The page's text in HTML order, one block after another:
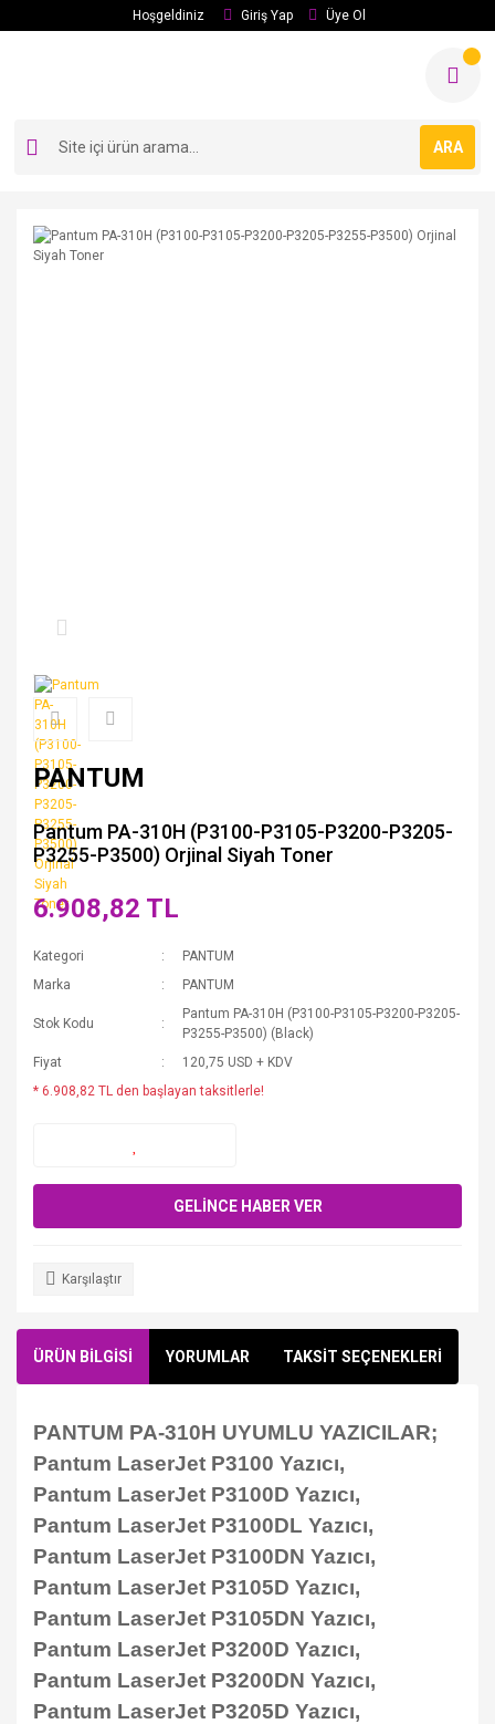
Hoşgeldiniz Giriş Yap Üye Ol
ARA
PANTUM
Pantum PA-310H (P3100-P3105-P3200-P3205-
P3255-P3500) Orjinal Siyah Toner
6.908,82 TL
Kategori
PANTUM
Marka
PANTUM
Stok Kodu
Pantum PA-310H (P3100-P3105-P3200-P3205-
P3255-P3500) (Black)
Fiyat
120,75 USD + KDV
* 6.908,82 TL den başlayan taksitlerle!
GELİNCE HABER VER
Karşılaştır
ÜRÜN BİLGİSİ YORUMLAR TAKSİT SEÇENEKLERİ
PANTUM PA-310H UYUMLU YAZICILAR;
Pantum LaserJet P3100 Yazıcı,
Pantum LaserJet P3100D Yazıcı,
Pantum LaserJet P3100DL Yazıcı,
Pantum LaserJet P3100DN Yazıcı,
Pantum LaserJet P3105D Yazıcı,
Pantum LaserJet P3105DN Yazıcı,
Pantum LaserJet P3200D Yazıcı,
Pantum LaserJet P3200DN Yazıcı,
Pantum LaserJet P3205D Yazıcı,